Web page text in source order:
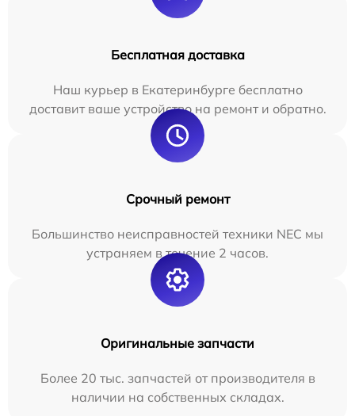
Бесплатная доставка
Наш курьер в Екатеринбурге бесплатно
доставит ваше устройство на ремонт и обратно.
Срочный ремонт
Большинство неисправностей техники NEC мы
устраняем в течение 2 часов.
Оригинальные запчасти
Более 20 тыс. запчастей от производителя в
наличии на собственных складах.